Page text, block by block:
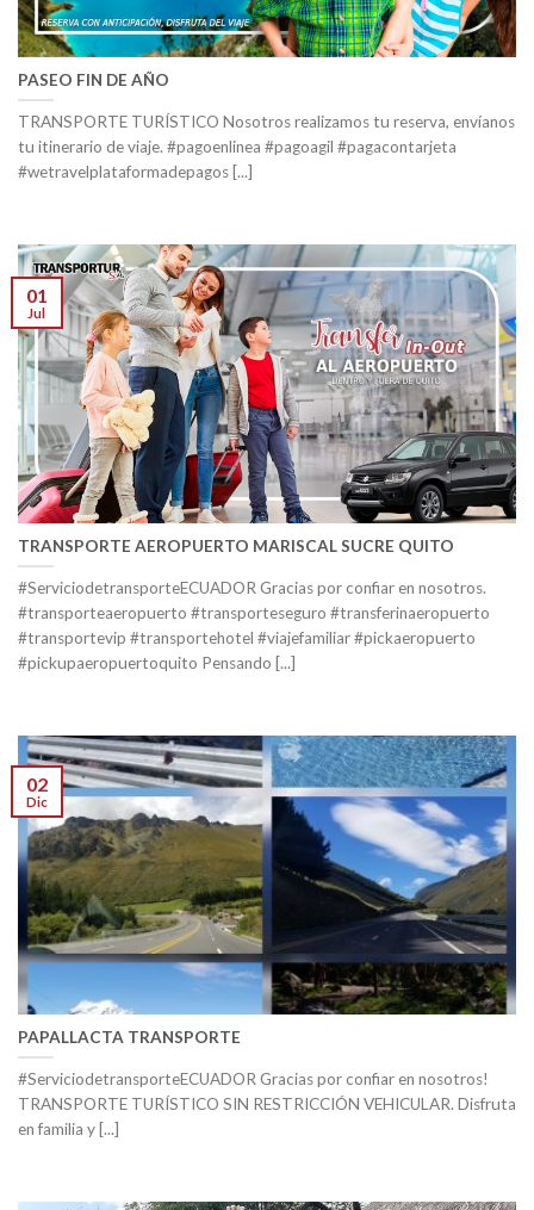
PASEO FIN DE AÑO
TRANSPORTE TURÍSTICO Nosotros realizamos tu reserva, envíanos
tu itinerario de viaje. #pagoenlinea #pagoagil #pagacontarjeta
#wetravelplataformadepagos [...]
TRANSPORTE AEROPUERTO MARISCAL SUCRE QUITO
#ServiciodetransporteECUADOR Gracias por confiar en nosotros.
#transporteaeropuerto #transporteseguro #transferinaeropuerto
#transportevip #transportehotel #viajefamiliar #pickaeropuerto
#pickupaeropuertoquito Pensando [...]
01
Jul
PAPALLACTA TRANSPORTE
#ServiciodetransporteECUADOR Gracias por confiar en nosotros!
TRANSPORTE TURÍSTICO SIN RESTRICCIÓN VEHICULAR. Disfruta
en familia y [...]
02
Dic